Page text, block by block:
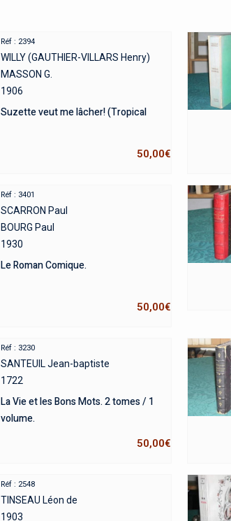
Réf : 2394
WILLY (GAUTHIER-VILLARS Henry)
MASSON G.
1906
Suzette veut me lâcher! (Tropical
50,00€
Réf : 3401
SCARRON Paul
BOURG Paul
1930
Le Roman Comique.
50,00€
Réf : 3230
SANTEUIL Jean-baptiste
1722
La Vie et les Bons Mots. 2 tomes / 1
volume.
50,00€
Réf : 2548
TINSEAU Léon de
1903